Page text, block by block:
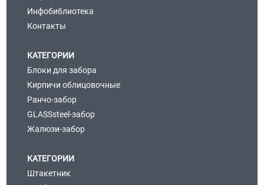
Инфобиблиотека
Контакты
КАТЕГОРИИ
Блоки для забора
Кирпичи облицовочные
Ранчо-забор
GLASSsteel-забор
Жалюзи-забор
КАТЕГОРИИ
Штакетник